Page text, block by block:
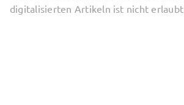
digitalisierten Artikeln ist nicht erlaubt.